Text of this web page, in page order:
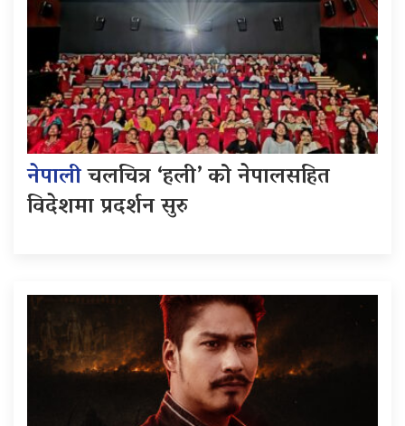
नेपालीचलचित्र ‘हली’ को नेपालसहित
विदेशमा प्रदर्शन सुरु